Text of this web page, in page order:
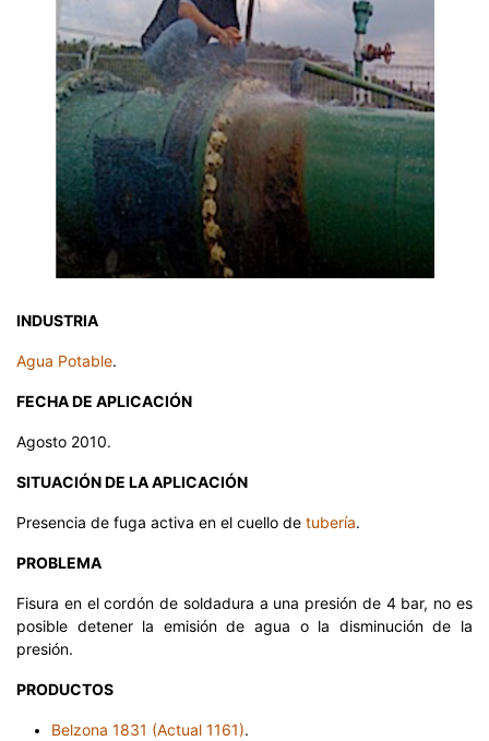
INDUSTRIA
Agua Potable.
FECHA DE APLICACIÓN
Agosto 2010.
SITUACIÓN DE LA APLICACIÓN​
Presencia de fuga activa en el cuello de tubería.
PROBLEMA
Fisura en el cordón de soldadura a una presión de 4 bar, no es
posible detener la emisión de agua o la disminución de la
presión.
PRODUCTOS
Belzona 1831 (Actual 1161).